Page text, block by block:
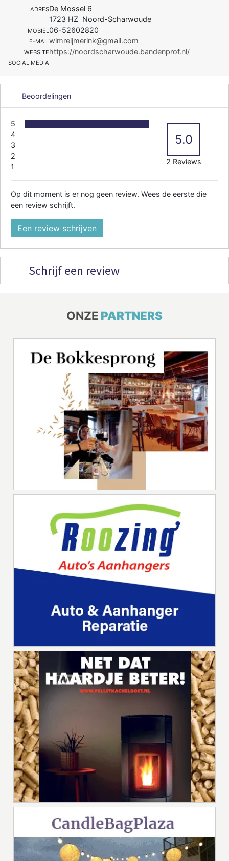
ADRESDe Mossel 6
1723 HZ Noord-Scharwoude
MOBIEL 06-52602820
E-MAIL wimreijmerink@gmail.com
WEBSITEhttps://noordscharwoude.bandenprof.nl/
SOCIAL MEDIA
Beoordelingen
5
4
3
2
1
5.0
2 Reviews
Op dit moment is er nog geen review. Wees de eerste die
een review schrijft.
Een review schrijven
Schrijf een review
ONZE PARTNERS